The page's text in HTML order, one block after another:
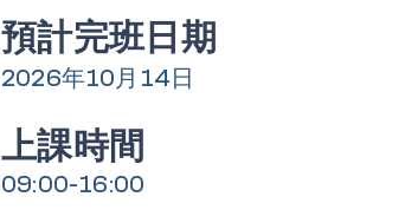
​預計完班日期
2026年10月14日
上課時間
09:00-16:00